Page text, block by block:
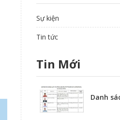
Sự kiện
Tin tức
Tin Mới
Danh